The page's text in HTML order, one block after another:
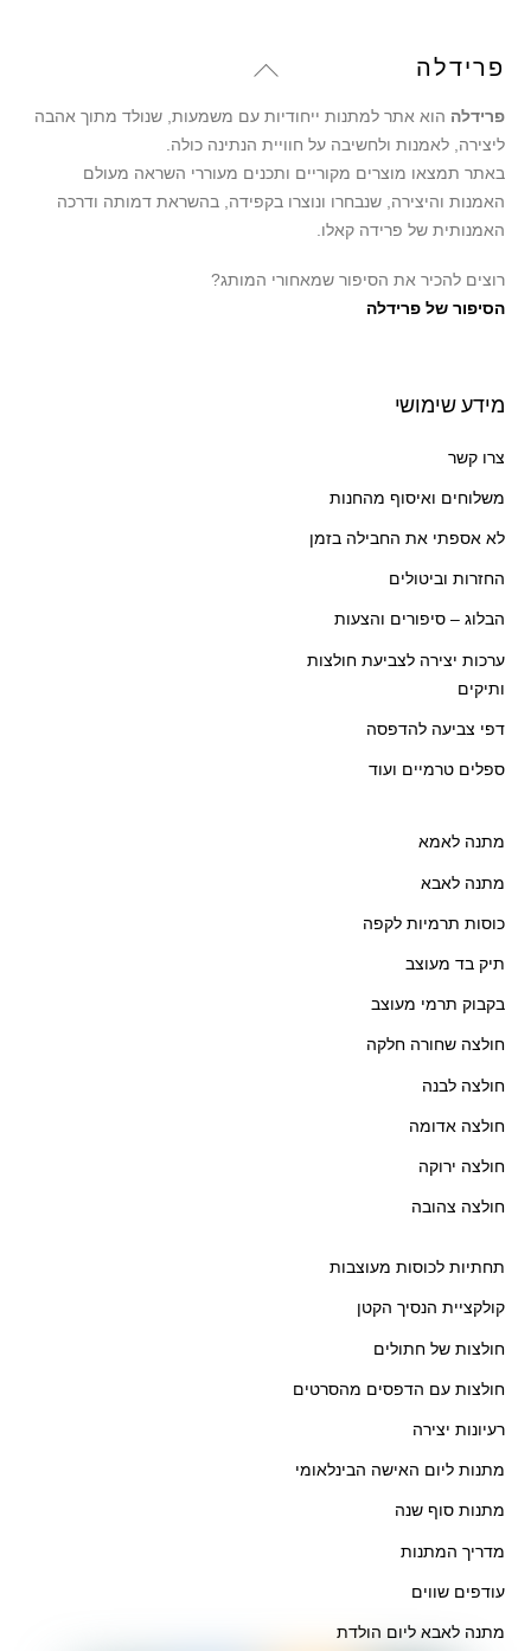
Back
Top
פרידלה
פרידלה הוא אתר למתנות ייחודיות עם משמעות, שנולד מתוך אהבה
ליצירה, לאמנות ולחשיבה על חוויית הנתינה כולה.
באתר תמצאו מוצרים מקוריים ותכנים מעוררי השראה מעולם
האמנות והיצירה, שנבחרו ונוצרו בקפידה, בהשראת דמותה ודרכה
האמנותית של פרידה קאלו.
רוצים להכיר את הסיפור שמאחורי המותג?
הסיפור של פרידלה
מידע שימושי
צרו קשר
משלוחים ואיסוף מהחנות
לא אספתי את החבילה בזמן
החזרות וביטולים
הבלוג – סיפורים והצעות
ערכות יצירה לצביעת חולצות
ותיקים
דפי צביעה להדפסה
ספלים טרמיים ועוד
מתנה לאמא
מתנה לאבא
כוסות תרמיות לקפה
תיק בד מעוצב
בקבוק תרמי מעוצב
חולצה שחורה חלקה
חולצה לבנה
חולצה אדומה
חולצה ירוקה
חולצה צהובה
תחתיות לכוסות מעוצבות
קולקציית הנסיך הקטן
חולצות של חתולים
חולצות עם הדפסים מהסרטים
רעיונות יצירה
מתנות ליום האישה הבינלאומי
מתנות סוף שנה
מדריך המתנות
עודפים שווים
מתנה לאבא ליום הולדת